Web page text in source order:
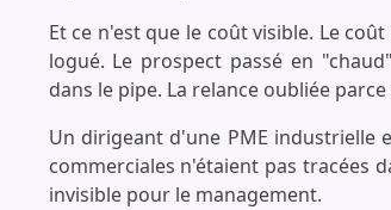
Et ce n'est que le coût visible. Le
logué. Le prospect passé en
dans le pipe. La relance oubliée
Un dirigeant d'une PME industrielle
commerciales n'étaient pas tracées
invisible pour le management.